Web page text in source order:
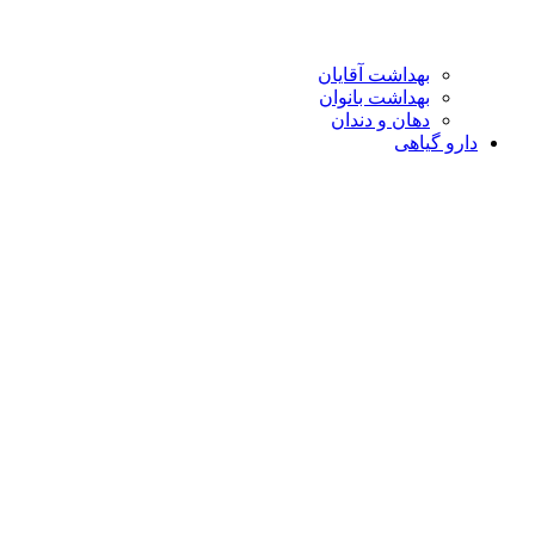
بهداشت آقایان
بهداشت بانوان
دهان و دندان
دارو گیاهی